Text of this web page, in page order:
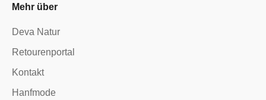
Mehr über
Deva Natur
Retourenportal
Kontakt
Hanfmode